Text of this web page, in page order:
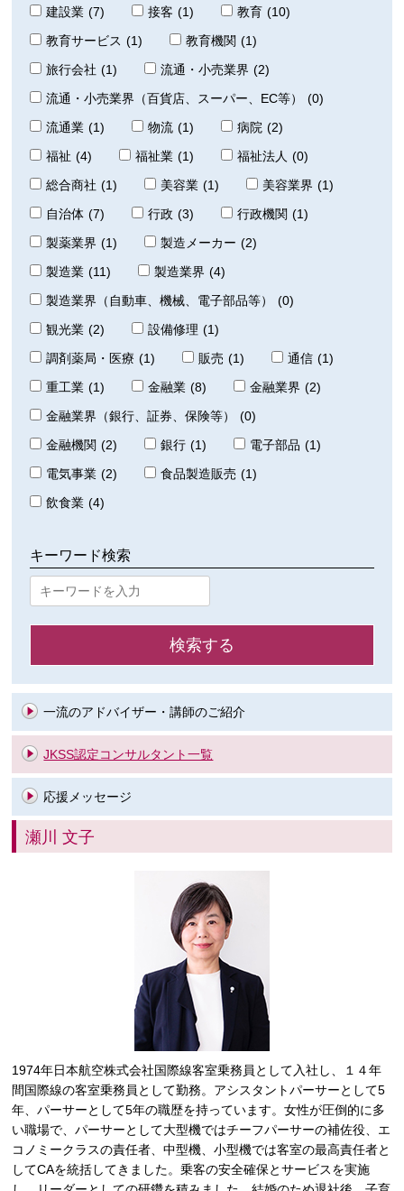
建設業 (7) 接客 (1) 教育 (10)
教育サービス (1) 教育機関 (1)
旅行会社 (1) 流通・小売業界 (2)
流通・小売業界（百貨店、スーパー、EC等）
(0)
流通業 (1) 物流 (1) 病院 (2)
福祉 (4) 福祉業 (1) 福祉法人 (0)
総合商社 (1) 美容業 (1) 美容業界 (1)
自治体 (7) 行政 (3) 行政機関 (1)
製薬業界 (1) 製造メーカー (2)
製造業 (11) 製造業界 (4)
製造業界（自動車、機械、電子部品等）
(0)
観光業 (2) 設備修理 (1)
調剤薬局・医療 (1) 販売 (1) 通信 (1)
重工業 (1) 金融業 (8) 金融業界 (2)
金融業界（銀行、証券、保険等）
(0)
金融機関 (2) 銀行 (1) 電子部品 (1)
電気事業 (2) 食品製造販売 (1)
飲食業 (4)
キーワード検索
一流のアドバイザー・講師のご紹介
JKSS認定コンサルタント一覧
応援メッセージ
瀬川 文子
1974年日本航空株式会社国際線客室乗務員として入社し、１４年
間国際線の客室乗務員として勤務。アシスタントパーサーとして5
年、パーサーとして5年の職歴を持っています。女性が圧倒的に多
い職場で、パーサーとして大型機ではチーフパーサーの補佐役、エ
コノミークラスの責任者、中型機、小型機では客室の最高責任者と
してCAを統括してきました。乗客の安全確保とサービスを実施